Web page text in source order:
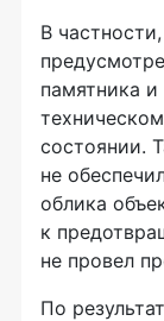
В
памятника
состоянии.
не
облика
к
не провел
По